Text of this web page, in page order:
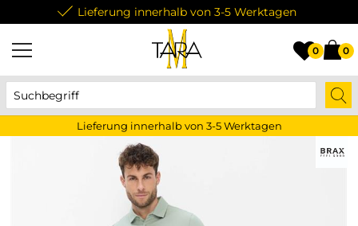
Lieferung innerhalb von 3-5 Werktagen
0 0
Lieferung innerhalb von 3-5 Werktagen